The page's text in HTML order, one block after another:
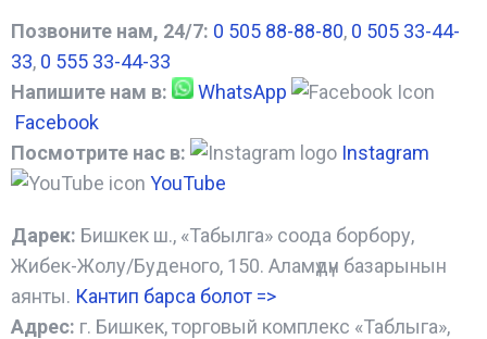
Позвоните нам, 24/7: 0 505 88-88-80, 0 505 33-44-
33, 0 555 33-44-33
Напишите нам в:
WhatsApp
Facebook
Посмотрите нас в:
Instagram
YouTube
Дарек: Бишкек ш., «Табылга» соода борбору,
Жибек-Жолу/Буденого, 150. Аламүдүн базарынын
аянты. Кантип барса болот =>
Адрес: г. Бишкек, торговый комплекс «Таблыга»,